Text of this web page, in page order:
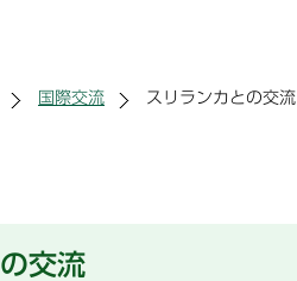
国際交流 スリランカとの交流
交流